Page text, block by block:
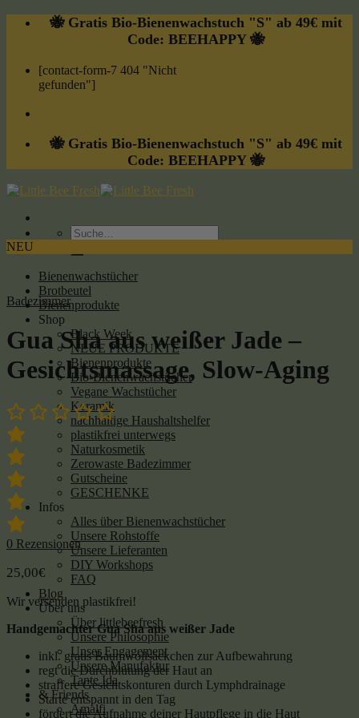
Skip
🐝 Gratis Bio-Bienenwachstuch "S" ab 49€ mit
Code: BEEHAPPY 🐝
[contact-form-7 404 "Nicht
gefunden"]
🐝 Gratis Bio-Bienenwachstuch "S" ab 49€ mit
Code: BEEHAPPY 🐝
Suche
Bienenwachstücher
Brotbeutel
Bienenprodukte
Shop
Black Week
NEUE PRODUKTE
Bienenprodukte
Bio-Bienenwachstücher
Vegane Wachstücher
Keramik
nachhaltige Haushaltshelfer
plastikfrei unterwegs
Naturkosmetik
Zerowaste Badezimmer
Gutscheine
GESCHENKE
Infos
Alles über Bienenwachstücher
Unsere Rohstoffe
Unsere Lieferanten
DIY Workshops
FAQ
Blog
Über uns
Über littlebeefresh
Unsere Philosophie
Unser Engagement
Unsere Manufaktur
Tante Ida
& Friends
Amalfi
NEU
Badezimmer
Gua Sha aus weißer Jade –
Gesichtsmassage, Slow-Aging
0 Rezensionen
25,00€
Wir versenden plastikfrei!
Handgemachter Gua Sha aus weißer Jade
inkl. gratis Baumwollsäckchen zur Aufbewahrung
regt die Durchblutung der Haut an
straffere Gesichtskonturen durch Lymphdrainage
Starte entspannt in den Tag
fördert die Aufnahme deiner Hautpflege in die Haut